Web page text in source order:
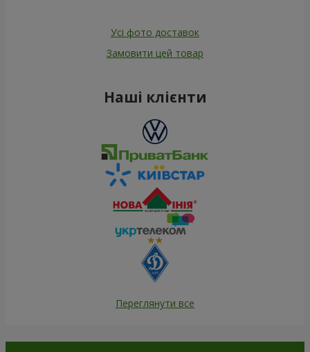
Усі фото доставок
Замовити цей товар
Наші клієнти
Переглянути все